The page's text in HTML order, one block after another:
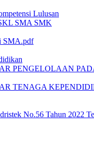
Lulusan
SMA SMK
SMA.pdf
PENGELOLAAN
TENAGA
No.56 Tahun 2022